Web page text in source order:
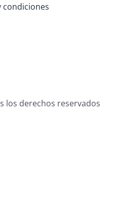
condiciones
los derechos reservados